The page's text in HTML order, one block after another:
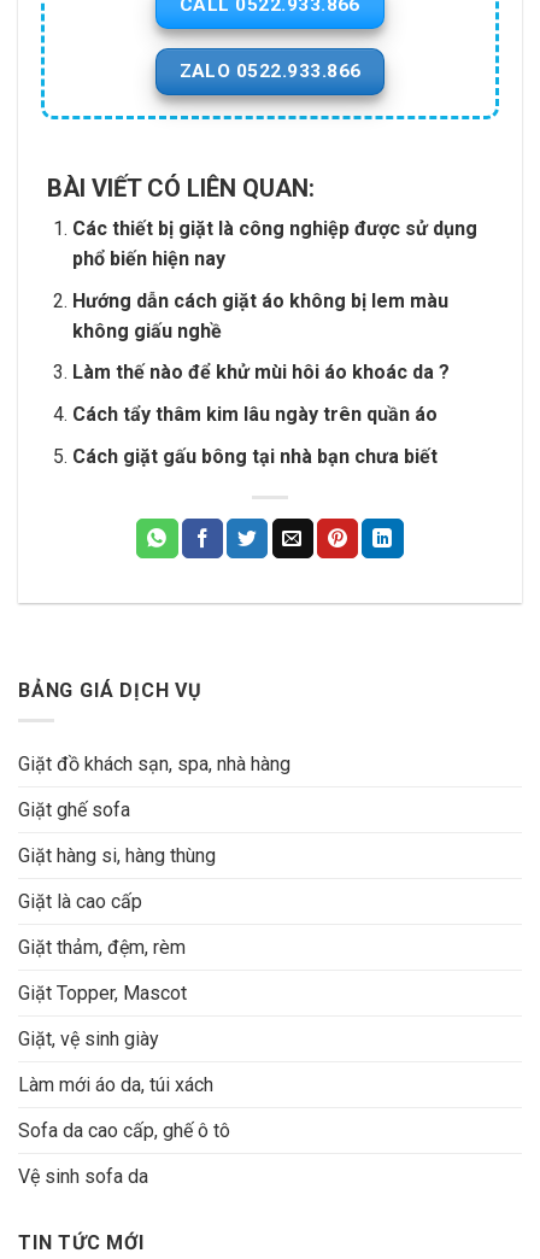
CALL 0522.933.866
ZALO 0522.933.866
BÀI VIẾT CÓ LIÊN QUAN:
Các thiết bị giặt là công nghiệp được sử dụng
phổ biến hiện nay
Hướng dẫn cách giặt áo không bị lem màu
không giấu nghề
Làm thế nào để khử mùi hôi áo khoác da ?
Cách tẩy thâm kim lâu ngày trên quần áo
Cách giặt gấu bông tại nhà bạn chưa biết
BẢNG GIÁ DỊCH VỤ
Giặt đồ khách sạn, spa, nhà hàng
Giặt ghế sofa
Giặt hàng si, hàng thùng
Giặt là cao cấp
Giặt thảm, đệm, rèm
Giặt Topper, Mascot
Giặt, vệ sinh giày
Làm mới áo da, túi xách
Sofa da cao cấp, ghế ô tô
Vệ sinh sofa da
TIN TỨC MỚI